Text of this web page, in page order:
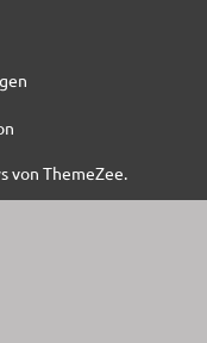
von ThemeZee.